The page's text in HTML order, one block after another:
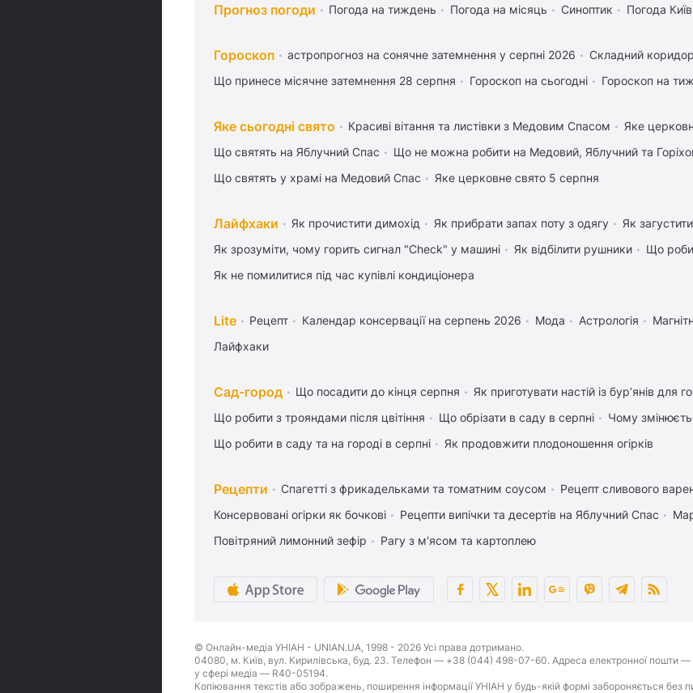
Прогноз погоди Погода на тиждень Погода на місяць Синоптик Погода Київ
Гороскоп астропрогноз на сонячне затемнення у серпні 2026
Складний
Що принесе місячне затемнення 28 серпня
Гороскоп на сьогодні Гороскоп на
Яке сьогодні свято Красиві вітання та листівки з Медовим Спасом Яке
Що святять на Яблучний Спас
Що не можна робити на Медовий, Яблучний та
Що святять у храмі на Медовий Спас
Яке церковне свято 5 серпня
Лайфхаки Як прочистити димохід Як прибрати запах поту з одягу Як
Як зрозуміти, чому горить сигнал "Check" у машині
Як відбілити рушники
Що
Як не помилитися під час купівлі кондиціонера
Lite Рецепт Календар консервації на серпень 2026 Мода Астрологія
Лайфхаки
Сад-город Що посадити до кінця серпня Як приготувати настій із бур’янів для
Що робити з трояндами після цвітіння
Що обрізати в саду в серпні
Чому
Що робити в саду та на городі в серпні
Як продовжити плодоношення огірків
Рецепти Спагетті з фрикадельками та томатним соусом Рецепт сливового
Консервовані огірки як бочкові
Рецепти випічки та десертів на Яблучний Спас
Повітряний лимонний зефір
Рагу з м'ясом та картоплею
© Онлайн-медіа УНІАН - UNIAN.UA, 1998 - 2026 Усі права дотримано.
04080, м. Київ, вул. Кирилівська, буд. 23. Телефон — +38 (044) 498-07-60. Адреса електронної пошти —
у сфері медіа — R40-05194.
Копіювання текстів або зображень, поширення інформації УНІАН у будь-якій формі забороняється без